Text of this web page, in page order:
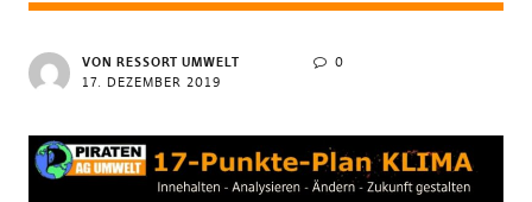
VON RESSORT UMWELT
17. DEZEMBER 2019
0